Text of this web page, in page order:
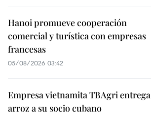
Hanoi promueve cooperación
comercial y turística con empresas
francesas
05/08/2026 03:42
Empresa vietnamita TBAgri entrega
arroz a su socio cubano